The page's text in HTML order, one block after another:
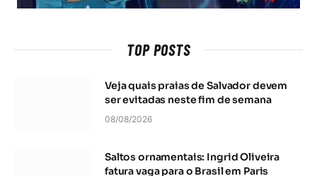
TOP POSTS
Veja quais praias de Salvador devem
ser evitadas neste fim de semana
08/08/2026
Saltos ornamentais: Ingrid Oliveira
fatura vaga para o Brasil em Paris